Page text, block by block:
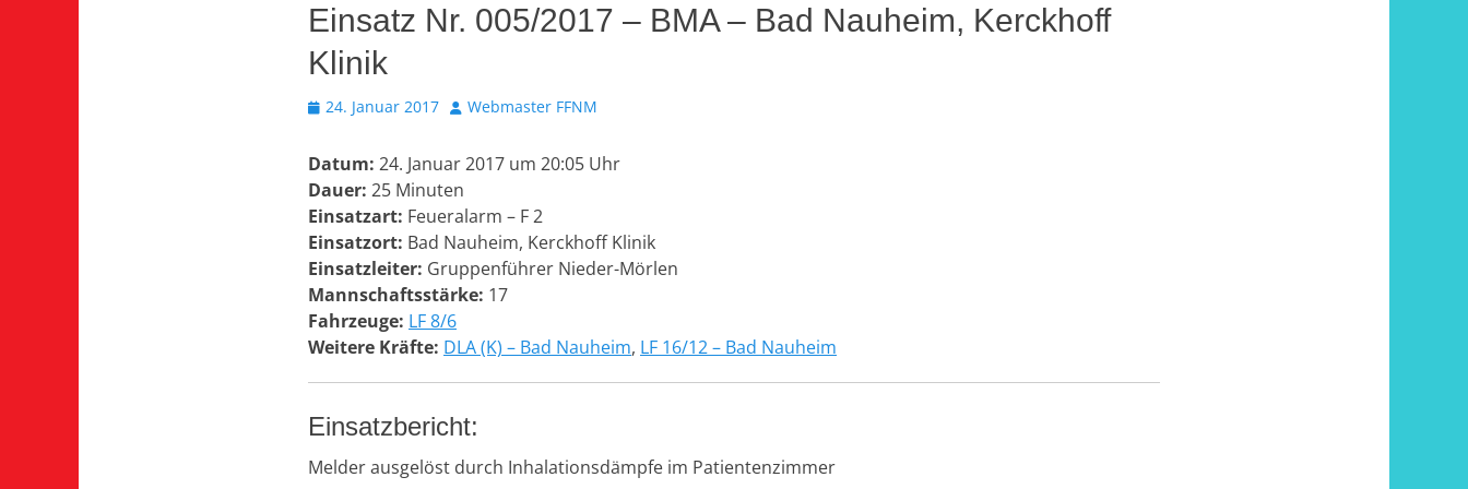
Einsatz Nr. 005/2017 – BMA – Bad Nauheim, Kerckhoff
Klinik
Veröffentlicht
24. Januar 2017 AutorWebmaster FFNM
Datum: 24. Januar 2017 um 20:05 Uhr
Dauer: 25 Minuten
Einsatzart: Feueralarm – F 2
Einsatzort: Bad Nauheim, Kerckhoff Klinik
Einsatzleiter: Gruppenführer Nieder-Mörlen
Mannschaftsstärke: 17
Fahrzeuge: LF 8/6
Weitere Kräfte: DLA (K) – Bad Nauheim, LF 16/12 – Bad Nauheim
Einsatzbericht:
Melder ausgelöst durch Inhalationsdämpfe im Patientenzimmer